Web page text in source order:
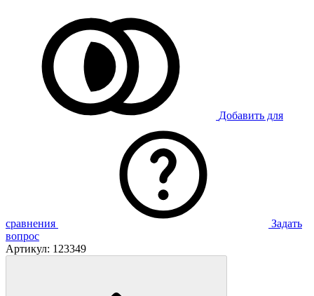
Добавить для
сравнения
Задать
вопрос
Артикул: 123349